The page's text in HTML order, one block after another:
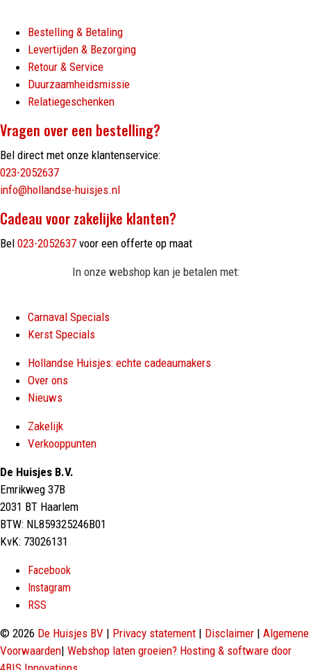
Bestelling & Betaling
Levertijden & Bezorging
Retour & Service
Duurzaamheidsmissie
Relatiegeschenken
Vragen over een bestelling?
Bel direct met onze klantenservice:
023-2052637
info@hollandse-huisjes.nl
Cadeau voor zakelijke klanten?
Bel 023-2052637 voor een offerte op maat
In onze webshop kan je betalen met:
Carnaval Specials
Kerst Specials
Hollandse Huisjes: echte cadeaumakers
Over ons
Nieuws
Zakelijk
Verkooppunten
De Huisjes B.V.
Emrikweg 37B
2031 BT Haarlem
BTW: NL859325246B01
KvK: 73026131
Facebook
Instagram
RSS
© 2026 De Huisjes BV | Privacy statement | Disclaimer | Algemene
Voorwaarden| Webshop laten groeien? Hosting & software door